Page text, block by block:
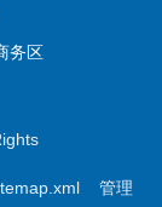
务区
管理